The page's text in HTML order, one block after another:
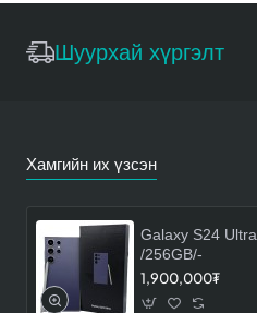
Шуурхай хүргэлт
Хамгийн их үзсэн
Galaxy S24 Ultra
/256GB/-
1,900,000₮